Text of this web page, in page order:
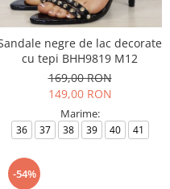
negre de lac decorate
cu tepi BHH9819 M12
169,00 RON
149,00 RON
Marime:
36 37 38 39 40 41
-54%